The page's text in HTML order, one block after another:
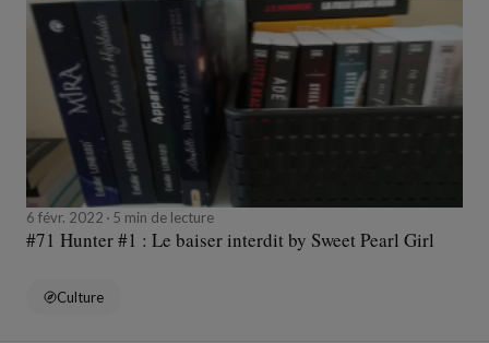
6 févr. 2022 5 min de lecture
#71 Hunter #1 : Le baiser interdit by Sweet Pearl Girl
Culture